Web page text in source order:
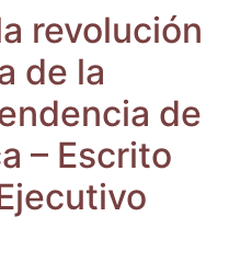
revo­lu­ción
de la
de
– Escri­to